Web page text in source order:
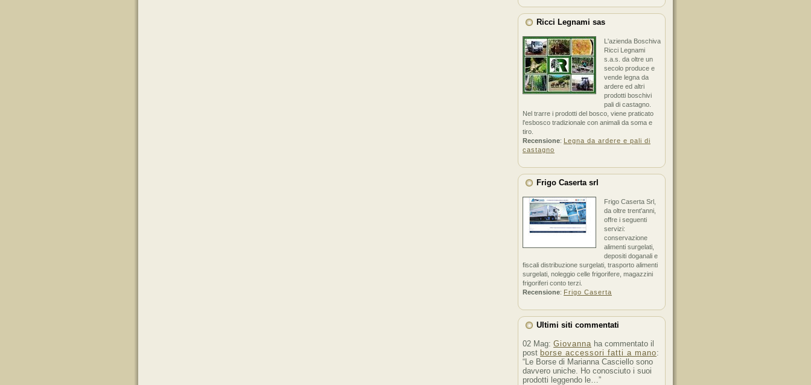
Ricci Legnami sas
L'azienda Boschiva
Ricci Legnami
s.a.s. da oltre un
secolo produce e
vende legna da
ardere ed altri
prodotti boschivi
pali di castagno.
Nel trarre i prodotti del bosco, viene praticato
l'esbosco tradizionale con animali da soma e
tiro.
Recensione: Legna da ardere e pali di
castagno
Frigo Caserta srl
Frigo Caserta Srl,
da oltre trent'anni,
offre i seguenti
servizi:
conservazione
alimenti surgelati,
depositi doganali e
fiscali distribuzione surgelati, trasporto alimenti
surgelati, noleggio celle frigorifere, magazzini
frigoriferi conto terzi.
Recensione: Frigo Caserta
Ultimi siti commentati
02 Mag: Giovanna ha commentato il
post borse accessori fatti a mano:
“Le Borse di Marianna Casciello sono
davvero uniche. Ho conosciuto i suoi
prodotti leggendo le…”